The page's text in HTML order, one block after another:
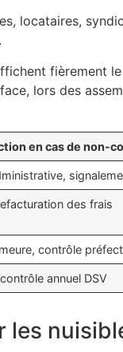
locataires,
fièrement
lors des
en cas de non-
des frais
contrôle
annuel DSV
les